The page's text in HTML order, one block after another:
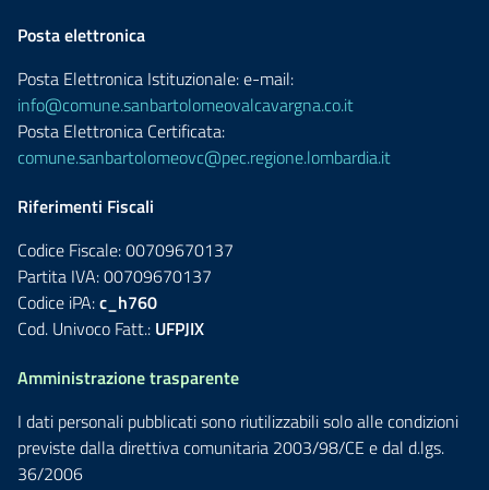
Posta elettronica
Posta Elettronica Istituzionale: e-mail:
info@comune.sanbartolomeovalcavargna.co.it
Posta Elettronica Certificata:
comune.sanbartolomeovc@pec.regione.lombardia.it
Riferimenti Fiscali
Codice Fiscale: 00709670137
Partita IVA: 00709670137
Codice iPA:c_h760
Cod. Univoco Fatt.: UFPJIX
Amministrazione trasparente
I dati personali pubblicati sono riutilizzabili solo alle condizioni
previste dalla direttiva comunitaria 2003/98/CE e dal d.lgs.
36/2006